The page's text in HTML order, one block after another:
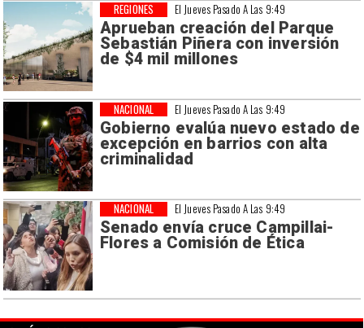
El Jueves Pasado A Las 9:49
Aprueban creación del Parque
Sebastián Piñera con inversión
de $4 mil millones
REGIONES
El Jueves Pasado A Las 9:49
Gobierno evalúa nuevo estado de
excepción en barrios con alta
criminalidad
NACIONAL
El Jueves Pasado A Las 9:49
Senado envía cruce Campillai-
Flores a Comisión de Ética
NACIONAL